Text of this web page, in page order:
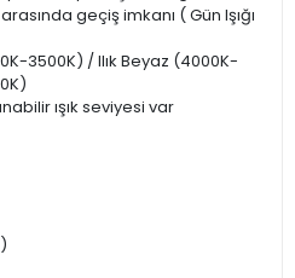
geçiş imkanı ( Gün Işığı
3500K) / Ilık Beyaz (4000K-
ışık seviyesi var